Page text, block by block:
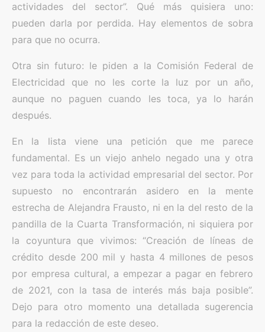
actividades del sector”. Qué más quisiera uno:
pueden darla por perdida. Hay elementos de sobra
para que no ocurra.
Otra sin futuro: le piden a la Comisión Federal de
Electricidad que no les corte la luz por un año,
aunque no paguen cuando les toca, ya lo harán
después.
En la lista viene una petición que me parece
fundamental. Es un viejo anhelo negado una y otra
vez para toda la actividad empresarial del sector. Por
supuesto no encontrarán asidero en la mente
estrecha de Alejandra Frausto, ni en la del resto de la
pandilla de la Cuarta Transformación, ni siquiera por
la coyuntura que vivimos: “Creación de líneas de
crédito desde 200 mil y hasta 4 millones de pesos
por empresa cultural, a empezar a pagar en febrero
de 2021, con la tasa de interés más baja posible”.
Dejo para otro momento una detallada sugerencia
para la redacción de este deseo.